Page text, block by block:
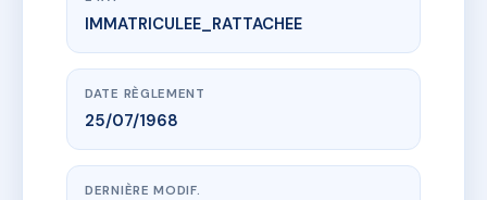
www.vme.plus/AC0267575
LA PALOUMERE
64440 GOURETTE
IMMATRICULEE_RATTACHEE
DATE RÈGLEMENT
25/07/1968
DERNIÈRE MODIF.